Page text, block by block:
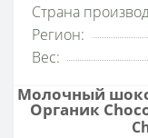
Страна
Регион:
Вес:
Молочный
Органик